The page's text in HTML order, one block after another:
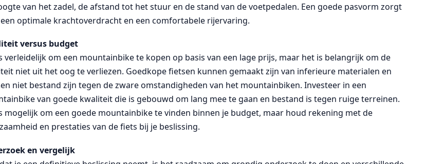
van het zadel, de afstand tot het stuur en de stand van de voetpedalen. Een goede pasvorm zorgt
optimale krachtoverdracht en een comfortabele rijervaring.
versus budget
verleidelijk om een mountainbike te kopen op basis van een lage prijs, maar het is belangrijk om de
niet uit het oog te verliezen. Goedkope fietsen kunnen gemaakt zijn van inferieure materialen en
niet bestand zijn tegen de zware omstandigheden van het mountainbiken. Investeer in een
van goede kwaliteit die is gebouwd om lang mee te gaan en bestand is tegen ruige terreinen.
mogelijk om een goede mountainbike te vinden binnen je budget, maar houd rekening met de
en prestaties van de fiets bij je beslissing.
en vergelijk